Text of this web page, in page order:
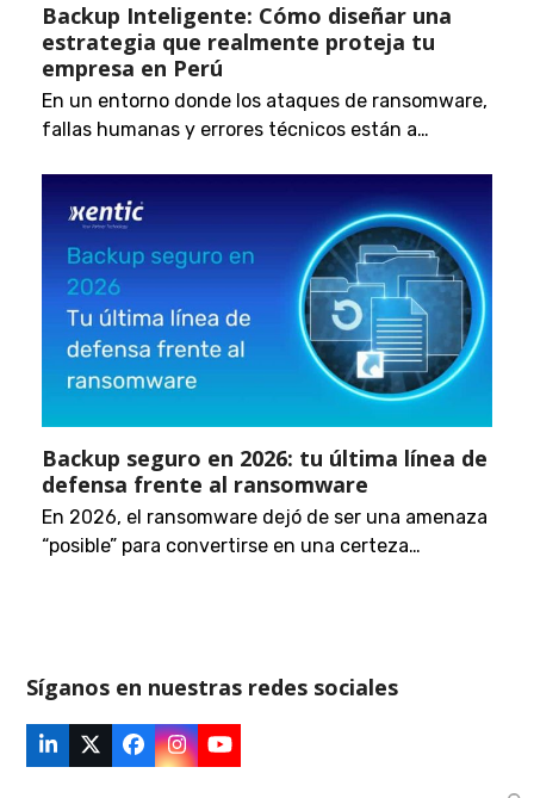
Backup Inteligente: Cómo diseñar una
estrategia que realmente proteja tu
empresa en Perú
En un entorno donde los ataques de ransomware,
fallas humanas y errores técnicos están a…
Backup seguro en 2026: tu última línea de
defensa frente al ransomware
En 2026, el ransomware dejó de ser una amenaza
“posible” para convertirse en una certeza…
Síganos en nuestras redes sociales
LinkedIn
Twitter
(deprecated)
Facebook
Instagram
YouTube